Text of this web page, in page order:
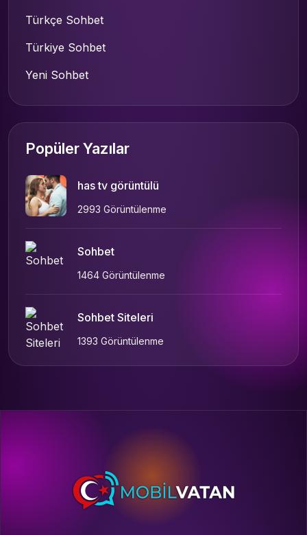
Türkçe Sohbet
Türkiye Sohbet
Yeni Sohbet
Popüler Yazılar
has tv görüntülü
2993 Görüntülenme
Sohbet
1464 Görüntülenme
Sohbet Siteleri
1393 Görüntülenme